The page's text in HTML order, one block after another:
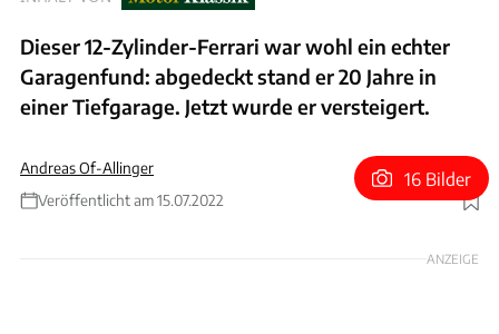
Dieser 12-Zylinder-Ferrari war wohl ein echter
Garagenfund: abgedeckt stand er 20 Jahre in
einer Tiefgarage. Jetzt wurde er versteigert.
Andreas Of-Allinger
Veröffentlicht am 15.07.2022
Foto: Artcurial
16 Bilder
ANZEIGE